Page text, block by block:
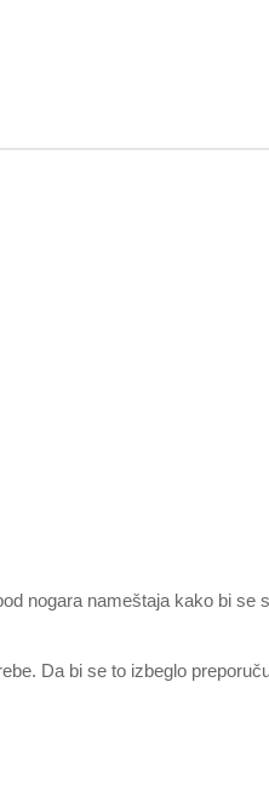
nogara nameštaja kako bi se
Da bi se to izbeglo